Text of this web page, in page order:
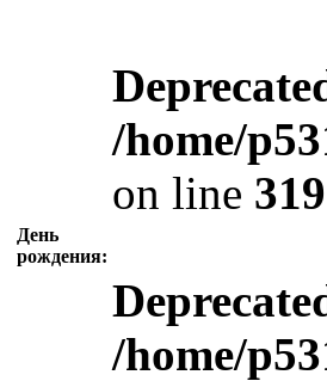
День
рождения:
/home/
on line 319
/home/